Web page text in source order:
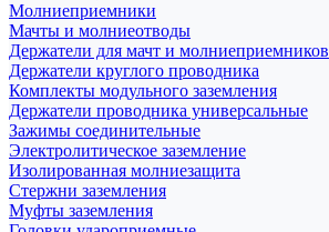
Молниеприемники
Мачты и молниеотводы
Держатели для мачт и молниеприемников
Держатели круглого проводника
Комплекты модульного заземления
Держатели проводника универсальные
Зажимы соединительные
Электролитическое заземление
Изолированная молниезащита
Стержни заземления
Муфты заземления